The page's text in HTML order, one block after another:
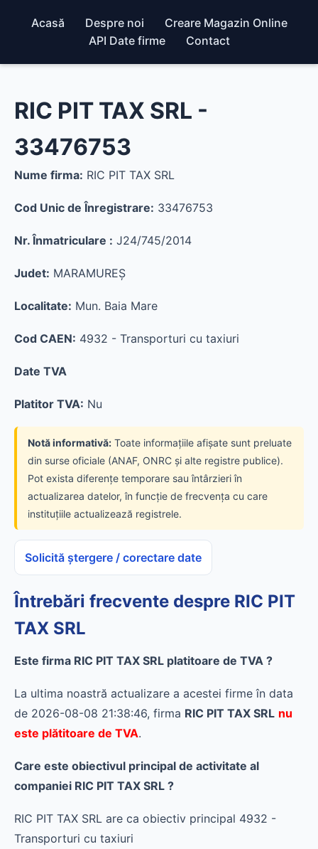
Acasă Despre noi
Creare Magazin Online
API Date firme
Contact
RIC PIT TAX SRL -
33476753
Nume firma: RIC PIT TAX SRL
Cod Unic de Înregistrare: 33476753
Nr. Înmatriculare : J24/745/2014
Judet: MARAMUREŞ
Localitate: Mun. Baia Mare
Cod CAEN: 4932 - Transporturi cu taxiuri
Date TVA
Platitor TVA: Nu
Notă informativă: Toate informațiile afișate sunt preluate
din surse oficiale (ANAF, ONRC și alte registre publice).
Pot exista diferențe temporare sau întârzieri în
actualizarea datelor, în funcție de frecvența cu care
instituțiile actualizează registrele.
Solicită ștergere / corectare date
Întrebări frecvente despre RIC PIT
TAX SRL
Este firma RIC PIT TAX SRL platitoare de TVA ?
La ultima noastră actualizare a acestei firme în data
de 2026-08-08 21:38:46, firma RIC PIT TAX SRL nu
este plătitoare de TVA.
Care este obiectivul principal de activitate al
companiei RIC PIT TAX SRL ?
RIC PIT TAX SRL are ca obiectiv principal 4932 -
Transporturi cu taxiuri